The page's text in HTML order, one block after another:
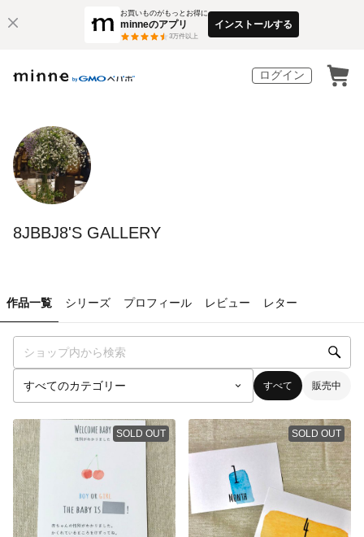
お買いものがもっとお得に
minneのアプリ
3万件以上
インストールする
ログイン
8JBBJ8'S GALLERY
作品一覧 シリーズ プロフィール レビュー レター
すべて 販売中
SOLD OUT SOLD OUT